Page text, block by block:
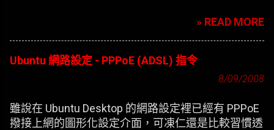
» READ MORE
Ubuntu 網路設定 - PPPoE (ADSL) 指令
8/09/2008
雖說在 Ubuntu Desktop 的網路設定裡已經有 PPPoE
撥接上網的圖形化設定介面，可凍仁還是比較習慣透